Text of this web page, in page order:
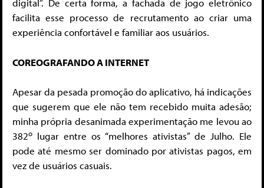
digital”. De certa forma, a fachada de jogo eletrônico
facilita esse processo de recrutamento ao criar uma
experiência confortável e familiar aos usuários.
COREOGRAFANDO A INTERNET
Apesar da pesada promoção do aplicativo, há indicações
que sugerem que ele não tem recebido muita adesão;
minha própria desanimada experimentação me levou ao
382o lugar entre os “melhores ativistas” de Julho. Ele
pode até mesmo ser dominado por ativistas pagos, em
vez de usuários casuais.